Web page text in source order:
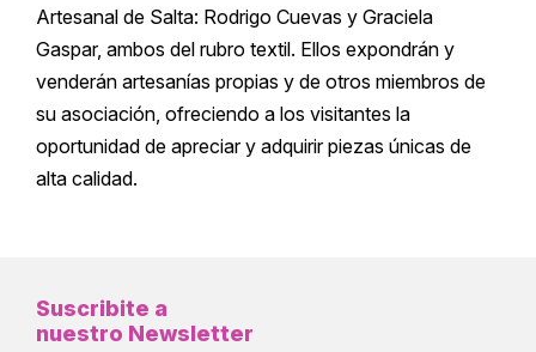
Artesanal de Salta: Rodrigo Cuevas y Graciela
Gaspar, ambos del rubro textil. Ellos expondrán y
venderán artesanías propias y de otros miembros de
su asociación, ofreciendo a los visitantes la
oportunidad de apreciar y adquirir piezas únicas de
alta calidad.
Suscribite a
nuestro Newsletter